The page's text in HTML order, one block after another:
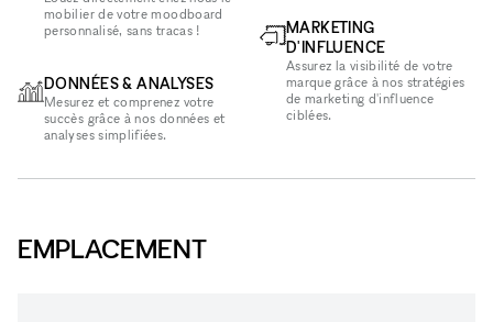
mobilier de votre moodboard
personnalisé, sans tracas !
DONNÉES & ANALYSES
Mesurez et comprenez votre
succès grâce à nos données et
analyses simplifiées.
MARKETING
D'INFLUENCE
Assurez la visibilité de votre
marque grâce à nos stratégies
de marketing d'influence
ciblées.
EMPLACEMENT